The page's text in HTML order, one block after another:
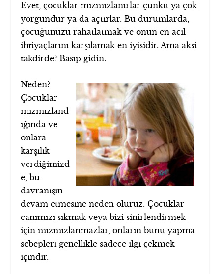
Evet, çocuklar mızmızlanırlar çünkü ya çok
yorgundur ya da açtırlar. Bu durumlarda,
çocuğunuzu rahatlatmak ve onun en acil
ihtiyaçlarını karşılamak en iyisidir. Ama aksi
takdirde? Basıp gidin.
Neden?
Çocuklar
mızmızland
ığında ve
onlara
karşılık
verdiğimizd
e, bu
davranışın
devam etmesine neden oluruz. Çocuklar
canımızı sıkmak veya bizi sinirlendirmek
için mızmızlanmazlar, onların bunu yapma
sebepleri genellikle sadece ilgi çekmek
içindir.